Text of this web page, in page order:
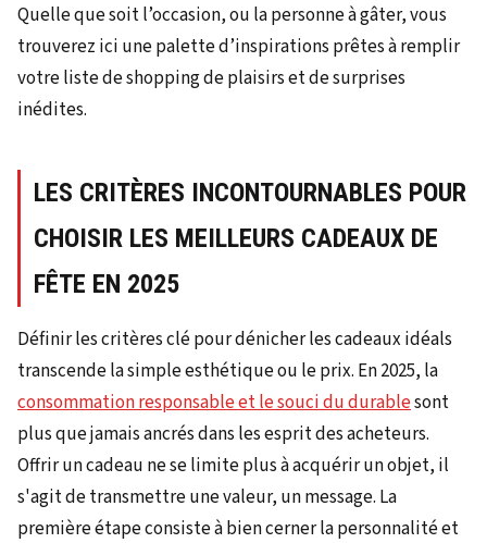
Quelle que soit l’occasion, ou la personne à gâter, vous
trouverez ici une palette d’inspirations prêtes à remplir
votre liste de shopping de plaisirs et de surprises
inédites.
LES CRITÈRES INCONTOURNABLES POUR
CHOISIR LES MEILLEURS CADEAUX DE
FÊTE EN 2025
Définir les critères clé pour dénicher les cadeaux idéals
transcende la simple esthétique ou le prix. En 2025, la
consommation responsable et le souci du durablesont
plus que jamais ancrés dans les esprit des acheteurs.
Offrir un cadeau ne se limite plus à acquérir un objet, il
s'agit de transmettre une valeur, un message. La
première étape consiste à bien cerner la personnalité et